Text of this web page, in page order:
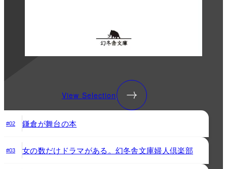
View Selection
#02 鎌倉が舞台の本
#03 女の数だけドラマがある。幻冬舎文庫婦人倶楽部